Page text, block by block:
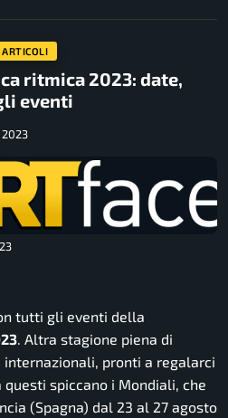
ritmica 2023: date,
eventi
2023
tutti gli eventi della
. Altra stagione piena di
pronti a regalarci
spiccano i Mondiali, che
(Spagna) dal 23 al 27 agosto